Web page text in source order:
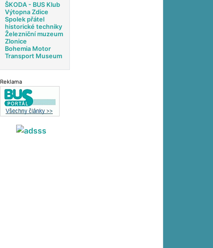
ŠKODA - BUS Klub
Výtopna Zdice
Spolek přátel
historické techniky
Železniční muzeum
Zlonice
Bohemia Motor
Transport Museum
Reklama